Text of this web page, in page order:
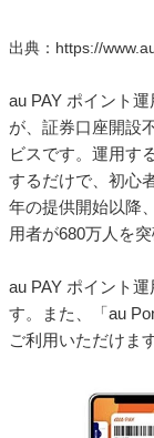
出典：https://
au PAY ポイント
が、証券口座開設
ビスです。運用す
するだけで、初心
年の提供開始以降
用者が680万人を突
au PAY ポイント
す。また、「au
ご利用いただけます